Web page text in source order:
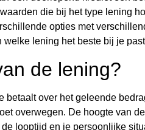
die bij het type lening
opties met
welke lening het beste bij je
de lening?
betaalt over het geleende
overwegen. De hoogte van
looptijd en je persoonlijke